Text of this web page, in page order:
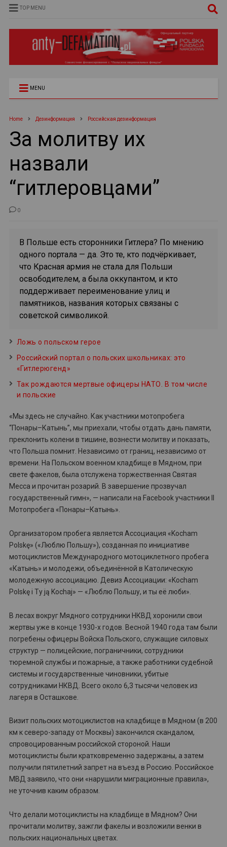
TOP MENU
MENU
Home Дезинформация Российская дезинформация
За молитву их
назвали
“гитлеровцами”
0
В Польше есть сторонники Гитлера? По мнению
одного портала — да. Это те, кто подчёркивает,
что Красная армия не стала для Польши
освободителем, а была оккупантом, и кто
поддерживает переименование улиц и
памятников, названия которых связаны с
советской символикой.
Ложь о польском герое
Российский портал о польских школьниках: это
«Гитлерюгенд»
Так рождаются мертвые офицеры НАТО. В том числе
и польские
«Мы здесь не случайно. Как участники мотопробега
“Понары–Катынь”, мы приехали, чтобы отдать дань памяти,
преклонить колени в тишине, вознести молитву и показать,
что Польша помнит. Независимо от границ, независимо от
времени. На Польском военном кладбище в Мядном, при
свете факелов, была отслужена торжественная Святая
Месса и прочитан розарий. В завершение прозвучал
государственный гимн», — написали на Facebook участники II
Мотопробега «Понары–Катынь».
Организатором пробега является Ассоциация «Kocham
Polskę» («Люблю Польшу»), созданная по инициативе
мотоциклистов Международного мотоциклетного пробега
«Катынь» и молодежи, объединённой в Католическую
молодежную ассоциацию. Девиз Ассоциации: «Kocham
Polskę i Ty ją Kochaj» — «Люблю Польшу, и ты её люби».
В лесах вокруг Мядного сотрудники НКВД хоронили свои
жертвы уже в конце 1930-х годов. Весной 1940 года там были
погребены офицеры Войска Польского, служащие силовых
структур — полицейские, пограничники, сотрудники
тюремной службы и пожарные, а также работники судебной
системы и государственные чиновники, убитые
сотрудниками НКВД. Всего около 6,3 тысячи человек из
лагеря в Осташкове.
Визит польских мотоциклистов на кладбище в Мядном (в 200
км к северо-западу от Москвы) закончился скандалом,
спровоцированным российской стороной. Наши
мотоциклисты были кратковременно задержаны, а затем
получили пятилетний запрет на въезд в Россию. Российское
МВД заявило, что они «нарушили миграционные правила»,
не уточнив каким образом.
Что делали мотоциклисты на кладбище в Мядном? Они
прочитали молитву, зажгли факелы и возложили венки в
польских национальных цветах.